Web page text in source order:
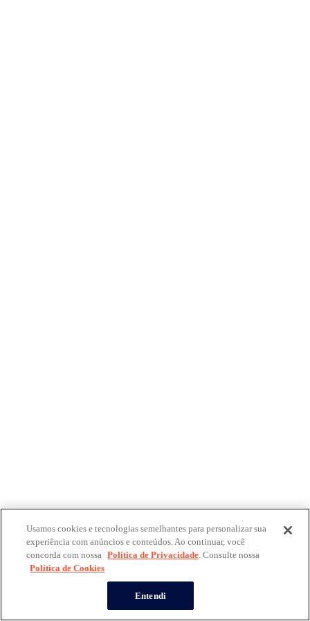
Usamos cookies e tecnologias semelhantes para personalizar sua
experiência com anúncios e conteúdos. Ao continuar, você
concorda com nossa Política de Privacidade. Consulte nossa
Política de Cookies
Entendi